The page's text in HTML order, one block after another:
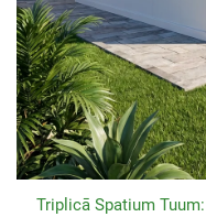
Triplicā Spatium